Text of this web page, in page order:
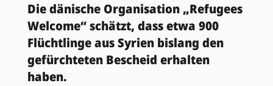
Die dänische Organisation „Refugees
Welcome“ schätzt, dass etwa 900
Flüchtlinge aus Syrien bislang den
gefürchteten Bescheid erhalten
haben.